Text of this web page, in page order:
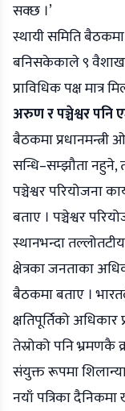
सक्छ ।’
स्थायी समिति
बनिसकेकाले ९
प्राविधिक पक्ष मात्र
अरुण र पञ्चेश्वर पनि
बैठकमा
सन्धि–सम्झौता नहुने,
पञ्चेश्वर परियोजना
बताए । पञ्चेश्वर
स्थानभन्दा
क्षेत्रका जनताका
बैठकमा बताए ।
क्षतिपूर्तिको
तेस्रोको पनि भ्रमणकै
संयुक्त रूपमा
नयाँ पत्रिका